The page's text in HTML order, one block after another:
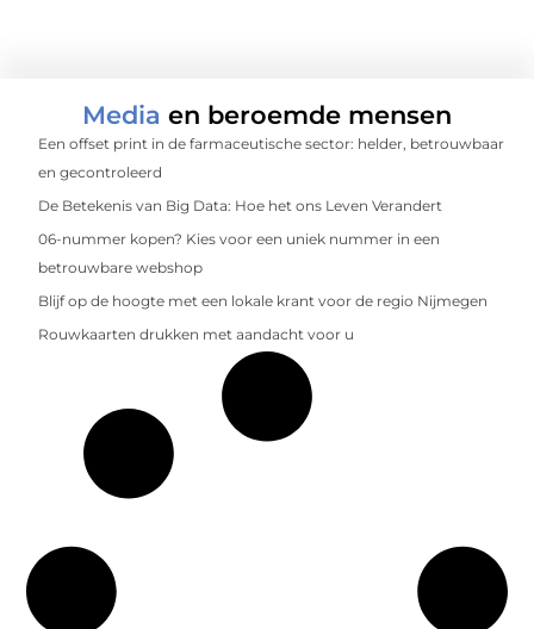
Media en beroemde mensen
Een offset print in de farmaceutische sector: helder, betrouwbaar
en gecontroleerd
De Betekenis van Big Data: Hoe het ons Leven Verandert
06-nummer kopen? Kies voor een uniek nummer in een
betrouwbare webshop
Blijf op de hoogte met een lokale krant voor de regio Nijmegen
Rouwkaarten drukken met aandacht voor u